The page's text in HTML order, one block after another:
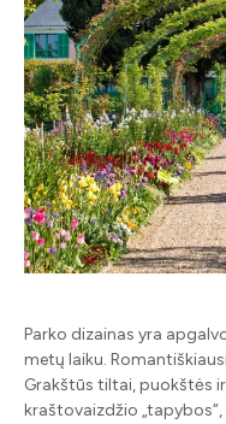
Parko dizainas yra
metų laiku.
Grakštūs tiltai, puokštės
kraštovaizdžio